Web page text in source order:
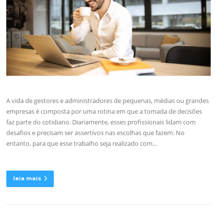
A vida de gestores e administradores de pequenas, médias ou grandes
empresas é composta por uma rotina em que a tomada de decisões
faz parte do cotidiano. Diariamente, esses profissionais lidam com
desafios e precisam ser assertivos nas escolhas que fazem. No
entanto, para que esse trabalho seja realizado com…
leia mais